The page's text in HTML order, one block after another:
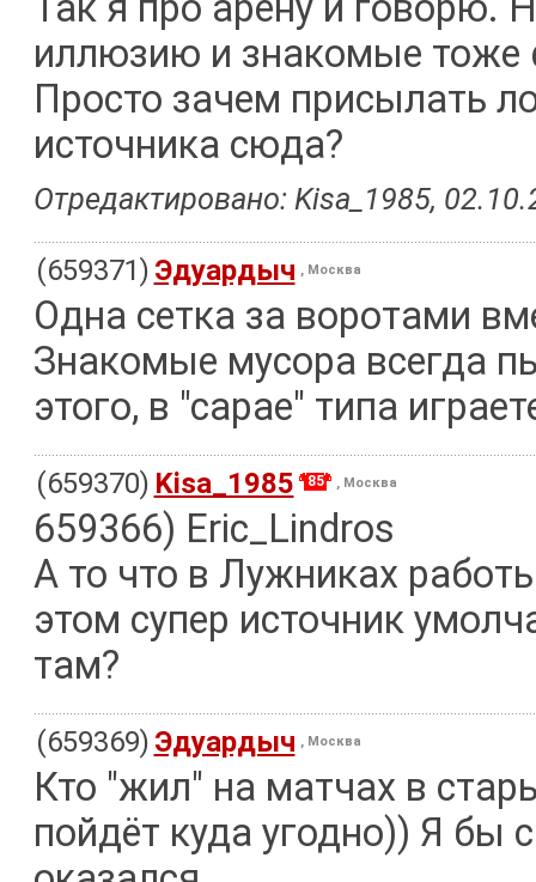
иллюзию и знакомые тоже
Просто зачем присылать
источника сюда?
Отредактировано: Kisa_1985,
(659371) Эдуардыч , Москва
Одна сетка за воротами
Знакомые мусора всегда
этого, в "сарае" типа
(659370) Kisa_1985 85 , Москва
659366) Eric_Lindros
А то что в Лужниках
этом супер источник
там?
(659369) Эдуардыч , Москва
Кто "жил" на матчах в
пойдёт куда угодно)) Я бы